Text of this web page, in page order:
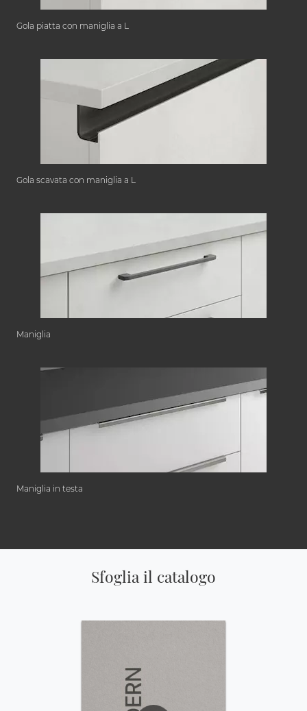
Gola piatta con maniglia a L
Gola scavata con maniglia a L
Maniglia
Maniglia in testa
Sfoglia il catalogo